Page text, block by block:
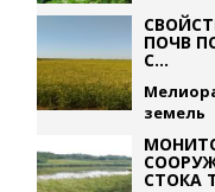
ПОЧВ
С...
земель
СТОКА